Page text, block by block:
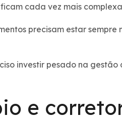
cada vez mais
precisam estar sempre
investir pesado na gestão
e